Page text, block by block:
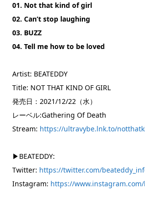
01. Not that kind of girl
02. Can’t stop laughing
03. BUZZ
04. Tell me how to be loved
Artist: BEATEDDY
Title: NOT THAT KIND OF GIRL
発売日：2021/12/22（水）
レーベル:Gathering Of Death
Stream: https://ultravybe.lnk.to/
▶BEATEDDY:
Twitter: https://twitter.com/
Instagram: https://